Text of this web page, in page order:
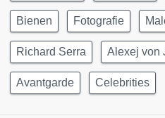
Bienen Fotografie
Richard Serra Alexej von
Avantgarde Celebrities